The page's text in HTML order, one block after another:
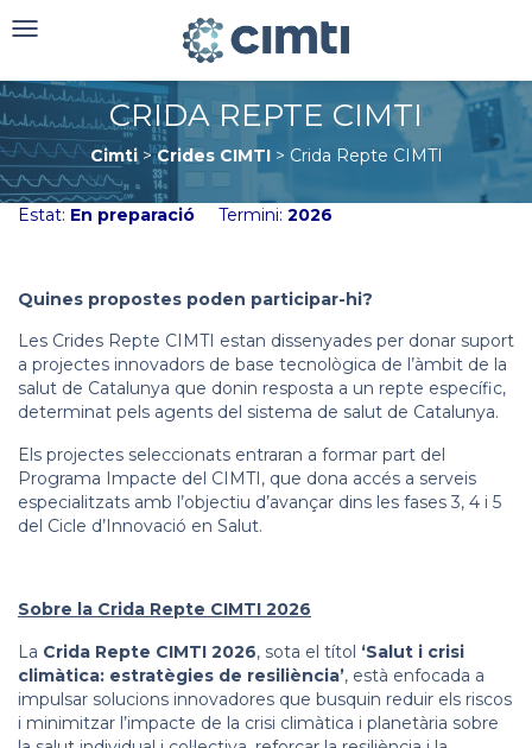
Toggle
CRIDA REPTE CIMTI
Cimti>Crides CIMTI> Crida Repte CIMTI
Estat: En preparació Termini: 2026
Quines propostes poden participar-hi?
Les Crides Repte CIMTI estan dissenyades per donar suport
a projectes innovadors de base tecnològica de l’àmbit de la
salut de Catalunya que donin resposta a un repte específic,
determinat pels agents del sistema de salut de Catalunya.
Els projectes seleccionats entraran a formar part del
Programa Impacte del CIMTI, que dona accés a serveis
especialitzats amb l’objectiu d’avançar dins les fases 3, 4 i 5
del Cicle d’Innovació en Salut.
Sobre la Crida Repte CIMTI 2026
La Crida Repte CIMTI 2026, sota el títol ‘Salut i crisi
climàtica: estratègies de resiliència’, està enfocada a
impulsar solucions innovadores que busquin reduir els riscos
i minimitzar l’impacte de la crisi climàtica i planetària sobre